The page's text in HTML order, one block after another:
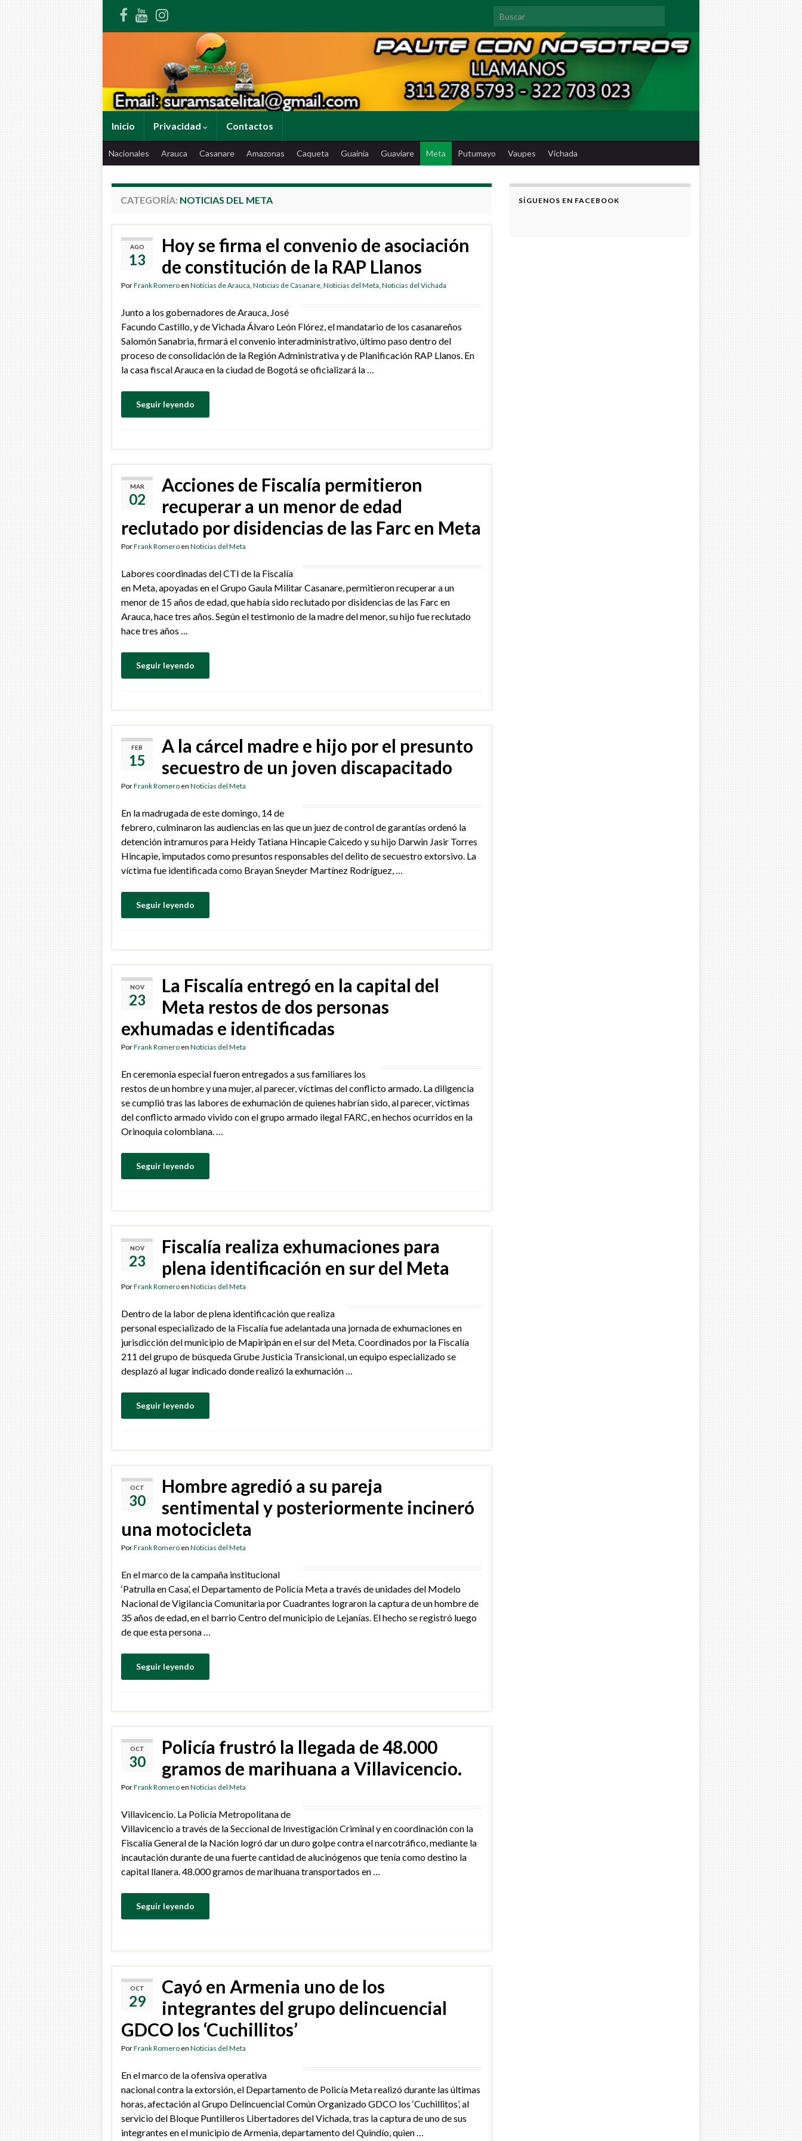
Search for:
Inicio Privacidad Contactos
Nacionales Arauca Casanare Amazonas Caqueta Guainia Guaviare Meta Putumayo Vaupes Vichada
CATEGORÍA: NOTICIAS DEL META
AGO
13
Hoy se firma el convenio de asociación
de constitución de la RAP Llanos
PorFrank Romero en Noticias de Arauca, Noticias de Casanare, Noticias del Meta, Noticias del Vichada
Junto a los gobernadores de Arauca, José
Facundo Castillo, y de Vichada Álvaro León Flórez, el mandatario de los casanareños
Salomón Sanabria, firmará el convenio interadministrativo, último paso dentro del
proceso de consolidación de la Región Administrativa y de Planificación RAP Llanos. En
la casa fiscal Arauca en la ciudad de Bogotá se oficializará la …
Seguir leyendo
MAR
02
Acciones de Fiscalía permitieron
recuperar a un menor de edad
reclutado por disidencias de las Farc en Meta
PorFrank Romero en Noticias del Meta
Labores coordinadas del CTI de la Fiscalía
en Meta, apoyadas en el Grupo Gaula Militar Casanare, permitieron recuperar a un
menor de 15 años de edad, que había sido reclutado por disidencias de las Farc en
Arauca, hace tres años. Según el testimonio de la madre del menor, su hijo fue reclutado
hace tres años …
Seguir leyendo
FEB
15
A la cárcel madre e hijo por el presunto
secuestro de un joven discapacitado
PorFrank Romero en Noticias del Meta
En la madrugada de este domingo, 14 de
febrero, culminaron las audiencias en las que un juez de control de garantías ordenó la
detención intramuros para Heidy Tatiana Hincapie Caicedo y su hijo Darwin Jasir Torres
Hincapie, imputados como presuntos responsables del delito de secuestro extorsivo. La
víctima fue identificada como Brayan Sneyder Martínez Rodríguez, …
Seguir leyendo
NOV
23
La Fiscalía entregó en la capital del
Meta restos de dos personas
exhumadas e identificadas
PorFrank Romero en Noticias del Meta
En ceremonia especial fueron entregados a sus familiares los
restos de un hombre y una mujer, al parecer, víctimas del conflicto armado. La diligencia
se cumplió tras las labores de exhumación de quienes habrían sido, al parecer, víctimas
del conflicto armado vivido con el grupo armado ilegal FARC, en hechos ocurridos en la
Orinoquia colombiana. …
Seguir leyendo
NOV
23
Fiscalía realiza exhumaciones para
plena identificación en sur del Meta
PorFrank Romero en Noticias del Meta
Dentro de la labor de plena identificación que realiza
personal especializado de la Fiscalía fue adelantada una jornada de exhumaciones en
jurisdicción del municipio de Mapiripán en el sur del Meta. Coordinados por la Fiscalía
211 del grupo de búsqueda Grube Justicia Transicional, un equipo especializado se
desplazó al lugar indicado donde realizó la exhumación …
Seguir leyendo
OCT
30
Hombre agredió a su pareja
sentimental y posteriormente incineró
una motocicleta
PorFrank Romero en Noticias del Meta
En el marco de la campaña institucional
‘Patrulla en Casa’, el Departamento de Policía Meta a través de unidades del Modelo
Nacional de Vigilancia Comunitaria por Cuadrantes lograron la captura de un hombre de
35 años de edad, en el barrio Centro del municipio de Lejanías. El hecho se registró luego
de que esta persona …
Seguir leyendo
OCT
30
Policía frustró la llegada de 48.000
gramos de marihuana a Villavicencio.
PorFrank Romero en Noticias del Meta
Villavicencio. La Policía Metropolitana de
Villavicencio a través de la Seccional de Investigación Criminal y en coordinación con la
Fiscalía General de la Nación logró dar un duro golpe contra el narcotráfico, mediante la
incautación durante de una fuerte cantidad de alucinógenos que tenía como destino la
capital llanera. 48.000 gramos de marihuana transportados en …
Seguir leyendo
OCT
29
Cayó en Armenia uno de los
integrantes del grupo delincuencial
GDCO los ‘Cuchillitos’
PorFrank Romero en Noticias del Meta
En el marco de la ofensiva operativa
nacional contra la extorsión, el Departamento de Policía Meta realizó durante las últimas
horas, afectación al Grupo Delincuencial Común Organizado GDCO los ‘Cuchillitos’, al
servicio del Bloque Puntilleros Libertadores del Vichada, tras la captura de uno de sus
integrantes en el municipio de Armenia, departamento del Quindío, quien …
SÍGUENOS EN FACEBOOK